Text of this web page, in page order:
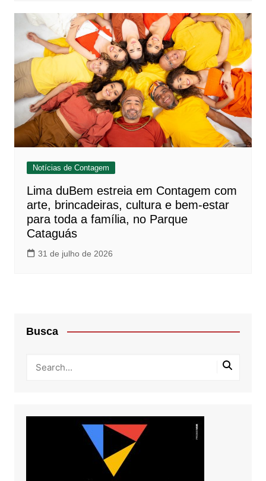
Notícias de Contagem
Lima duBem estreia em Contagem com
arte, brincadeiras, cultura e bem-estar
para toda a família, no Parque
Cataguás
31 de julho de 2026
Busca